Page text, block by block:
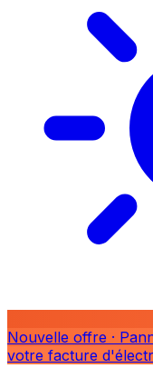
Nouvelle offre ·
votre facture